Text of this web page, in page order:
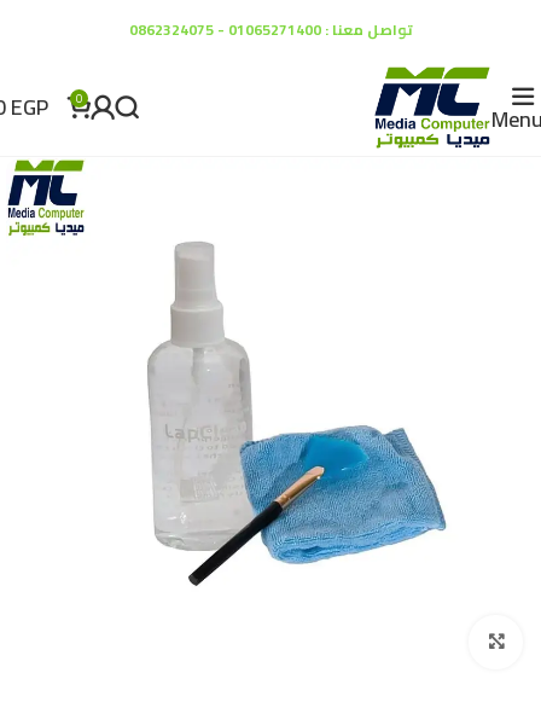
تواصل معنا : 01065271400 - 0862324075
0
EGP